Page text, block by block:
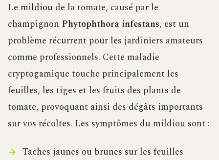
Le mildiou de la tomate, causé par le
champignon Phytophthora infestans, est un
problème récurrent pour les jardiniers amateurs
comme professionnels. Cette maladie
cryptogamique touche principalement les
feuilles, les tiges et les fruits des plants de
tomate, provoquant ainsi des dégâts importants
sur vos récoltes. Les symptômes du mildiou sont :
Taches jaunes ou brunes sur les feuilles